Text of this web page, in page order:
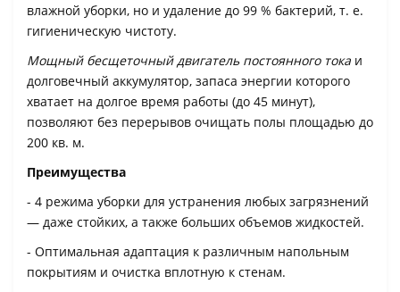
влажной уборки, но и удаление до 99 % бактерий, т. е.
гигиеническую чистоту.
Мощный бесщеточный двигатель постоянного тока и
долговечный аккумулятор, запаса энергии которого
хватает на долгое время работы (до 45 минут),
позволяют без перерывов очищать полы площадью до
200 кв. м.
Преимущества
- 4 режима уборки для устранения любых загрязнений
— даже стойких, а также больших объемов жидкостей.
- Оптимальная адаптация к различным напольным
покрытиям и очистка вплотную к стенам.